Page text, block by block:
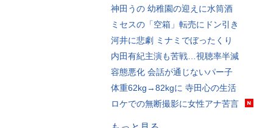
神田うの 幼稚園の迎えに水筒酒
ミセスの「空箱」転売にドン引き
河井に悲劇 ミナミでぼったくり
内田有紀主演も苦戦…視聴率半減
容態悪化 会話が通じないパー子
体重62kg→82kgに 寺田心の生活
ロケでの無断撮影に女性アナ苦言